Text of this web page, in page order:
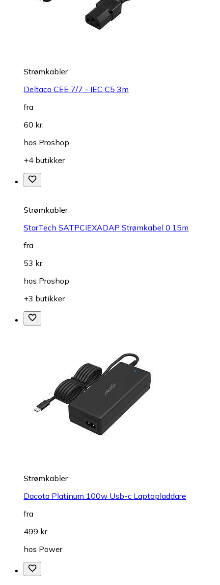
Strømkabler
Deltaco CEE 7/7 - IEC C5 3m
fra
60 kr.
hos Proshop
+4 butikker
Strømkabler
StarTech SATPCIEXADAP Strømkabel 0.15m
fra
53 kr.
hos Proshop
+3 butikker
Strømkabler
Dacota Platinum 100w Usb-c Laptopladdare
fra
499 kr.
hos Power